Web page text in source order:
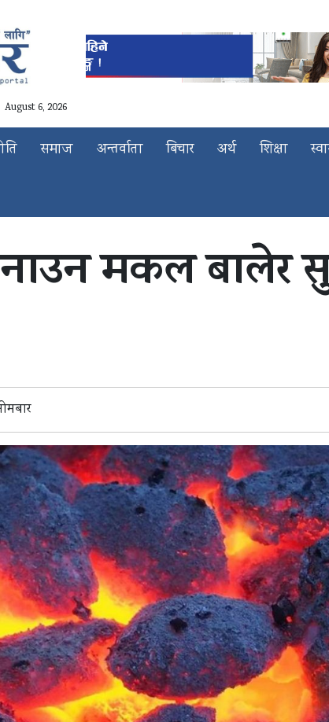
August 6, 2026
समाज अन्तर्वाता बिचार अर्थ शिक्षा
मकल बालेर